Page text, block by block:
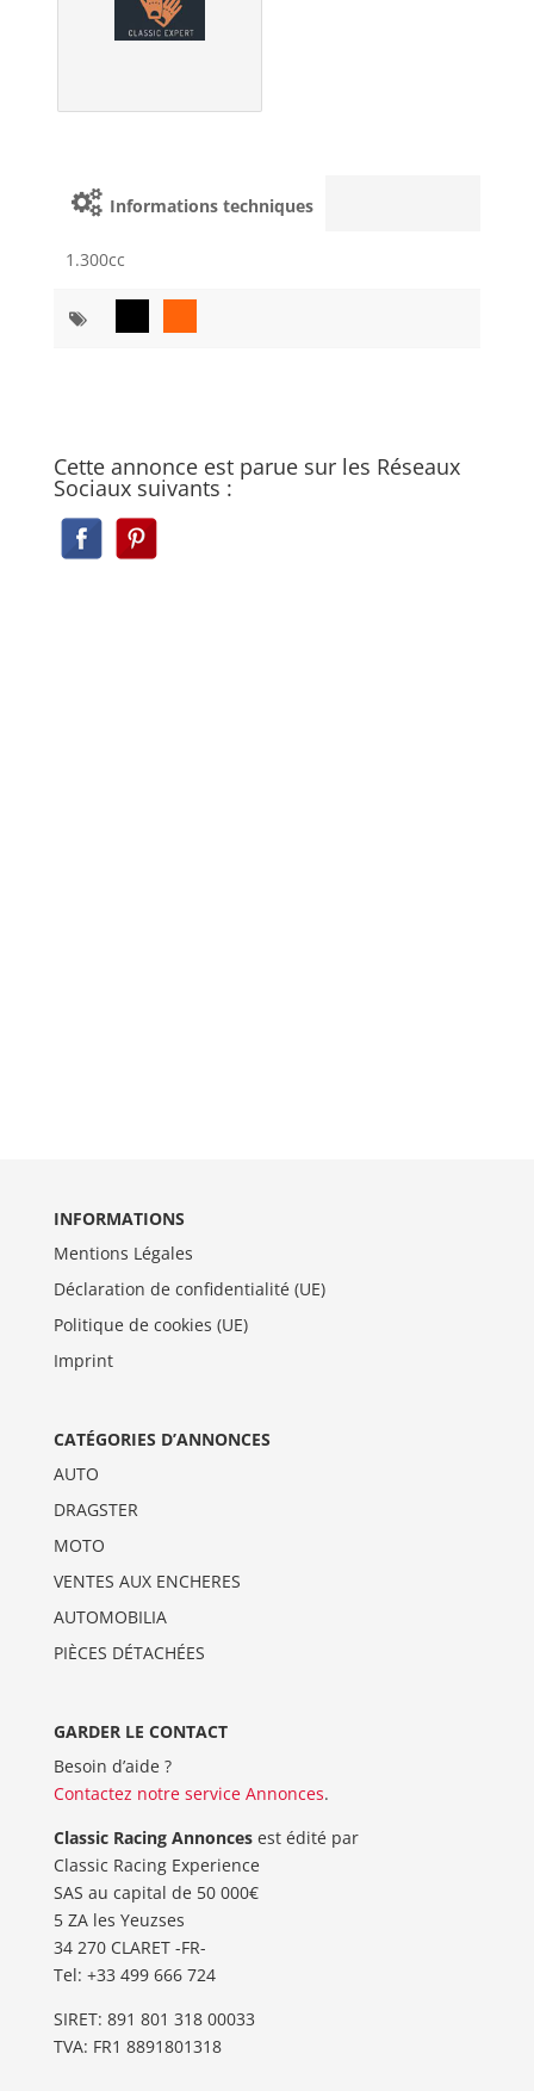
Informations techniques
1.300cc
Cette annonce est parue sur les Réseaux
Sociaux suivants :
INFORMATIONS
Mentions Légales
Déclaration de confidentialité (UE)
Politique de cookies (UE)
Imprint
CATÉGORIES D’ANNONCES
AUTO
DRAGSTER
MOTO
VENTES AUX ENCHERES
AUTOMOBILIA
PIÈCES DÉTACHÉES
GARDER LE CONTACT
Besoin d’aide ?
Contactez notre service Annonces.
Classic Racing Annoncesest édité par
Classic Racing Experience
SAS au capital de 50 000€
5 ZA les Yeuzses
34 270 CLARET -FR-
Tel: ‭+33 499 666 724‬
SIRET: 891 801 318 00033
TVA: FR1 8891801318